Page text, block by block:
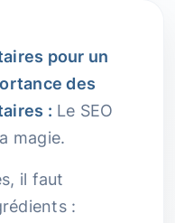
pour un
des
: Le SEO
magie.
il faut
: